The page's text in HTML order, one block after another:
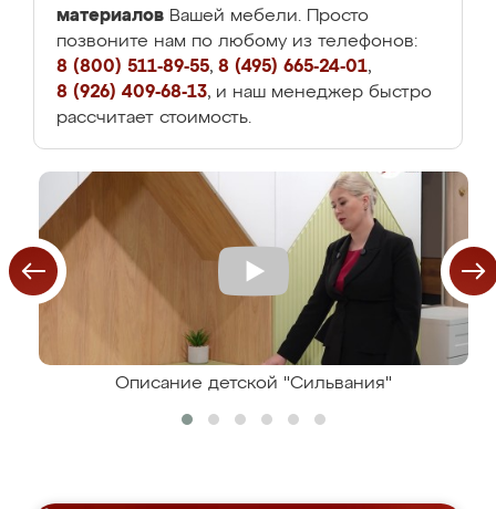
материалов Вашей мебели. Просто
позвоните нам по любому из телефонов:
8 (800) 511-89-55, 8 (495) 665-24-01,
8 (926) 409-68-13, и наш менеджер быстро
рассчитает стоимость.
Описание детской "Сильвания"